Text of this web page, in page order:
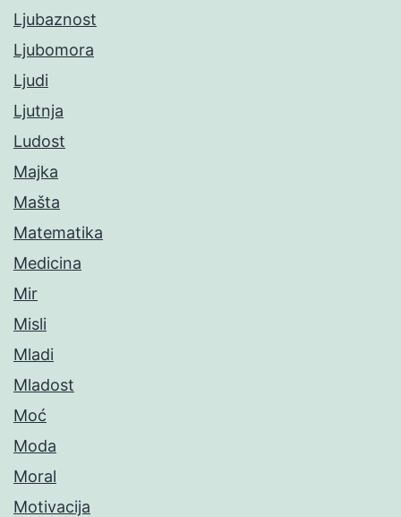
Ljubaznost
Ljubomora
Ljudi
Ljutnja
Ludost
Majka
Mašta
Matematika
Medicina
Mir
Misli
Mladi
Mladost
Moć
Moda
Moral
Motivacija